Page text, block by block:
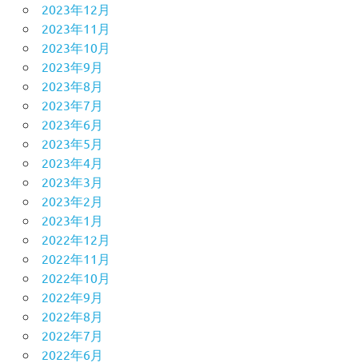
2023年12月
2023年11月
2023年10月
2023年9月
2023年8月
2023年7月
2023年6月
2023年5月
2023年4月
2023年3月
2023年2月
2023年1月
2022年12月
2022年11月
2022年10月
2022年9月
2022年8月
2022年7月
2022年6月